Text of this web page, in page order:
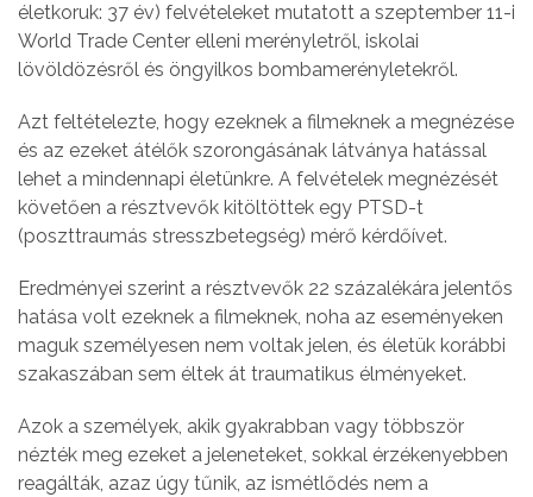
életkoruk: 37 év) felvételeket mutatott a szeptember 11-i
World Trade Center elleni merényletről, iskolai
lövöldözésről és öngyilkos bombamerényletekről.
Azt feltételezte, hogy ezeknek a filmeknek a megnézése
és az ezeket átélők szorongásának látványa hatással
lehet a mindennapi életünkre. A felvételek megnézését
követően a résztvevők kitöltöttek egy PTSD-t
(poszttraumás stresszbetegség) mérő kérdőívet.
Eredményei szerint a résztvevők 22 százalékára jelentős
hatása volt ezeknek a filmeknek, noha az eseményeken
maguk személyesen nem voltak jelen, és életük korábbi
szakaszában sem éltek át traumatikus élményeket.
Azok a személyek, akik gyakrabban vagy többször
nézték meg ezeket a jeleneteket, sokkal érzékenyebben
reagálták, azaz úgy tűnik, az ismétlődés nem a